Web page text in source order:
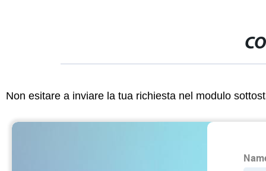
Non esitare a inviare la tua richiesta nel modulo